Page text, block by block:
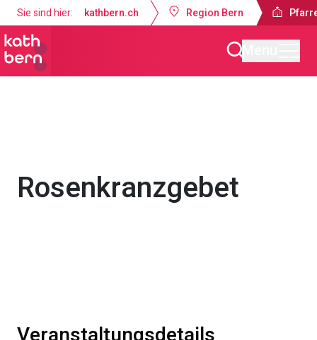
Sie sind hier: kathbern.ch Region Bern
Rosenkranzgebet